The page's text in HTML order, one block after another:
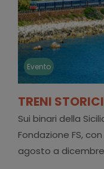
Evento
TRENI
Sui binari della
Fondazione FS,
agosto a